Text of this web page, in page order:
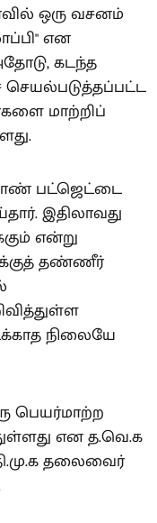
ஒரு வசனம்
என
கடந்த
செயல்படுத்தப்பட்ட
மாற்றிப்
பட்ஜெட்டை
இதிலாவது
என்று
தண்ணீர்
நிலையே
பெயர்மாற்ற
என த.வெ.க
தலைவைர்